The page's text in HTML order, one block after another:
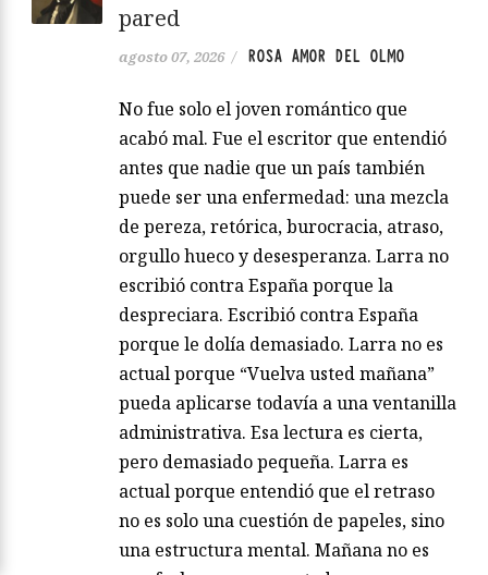
pared
agosto 07, 2026 / ROSA AMOR DEL OLMO
No fue solo el joven romántico que
acabó mal. Fue el escritor que entendió
antes que nadie que un país también
puede ser una enfermedad: una mezcla
de pereza, retórica, burocracia, atraso,
orgullo hueco y desesperanza. Larra no
escribió contra España porque la
despreciara. Escribió contra España
porque le dolía demasiado. Larra no es
actual porque “Vuelva usted mañana”
pueda aplicarse todavía a una ventanilla
administrativa. Esa lectura es cierta,
pero demasiado pequeña. Larra es
actual porque entendió que el retraso
no es solo una cuestión de papeles, sino
una estructura mental. Mañana no es